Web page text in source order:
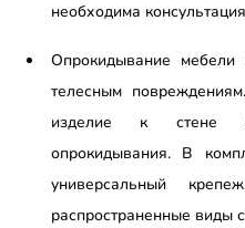
необходима
Опрокидывание
телесным
изделие к стене
опрокидывания. В
универсальный
распространенные виды